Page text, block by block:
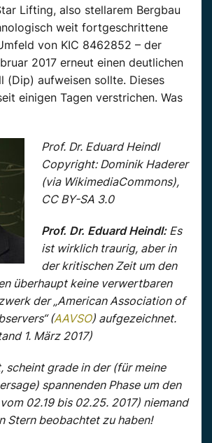
Lifting, also stellarem Bergbau
weit fortgeschrittene
von KIC 8462852 – der
2017 erneut einen deutlichen
(Dip) aufweisen sollte. Dieses
einigen Tagen verstrichen. Was
Prof. Dr. Eduard Heindl
Copyright: Dominik Haderer
(via WikimediaCommons),
CC BY-SA 3.0
Prof. Dr. Eduard Heindl:Es
ist wirklich traurig, aber in
der kritischen Zeit um den
überhaupt keine verwertbaren
der „American Association of
(AAVSO) aufgezeichnet.
1. März 2017)
scheint grade in der (für meine
spannenden Phase um den
02.19 bis 02.25. 2017) niemand
Stern beobachtet zu haben!